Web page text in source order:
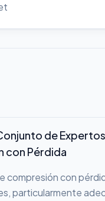
de
con Pérdida
compresión con
particularmente